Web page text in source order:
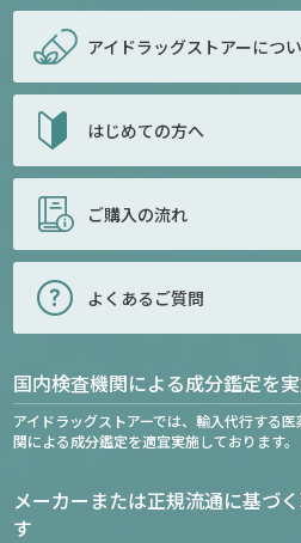
アイドラッグストアーにつ
はじめての方へ
ご購入の流れ
よくあるご質問
国内検査機関による成分鑑定を
アイドラッグストアーでは、輸入代行する
関による成分鑑定を適宜実施しております。
メーカーまたは正規流通に基づ
す